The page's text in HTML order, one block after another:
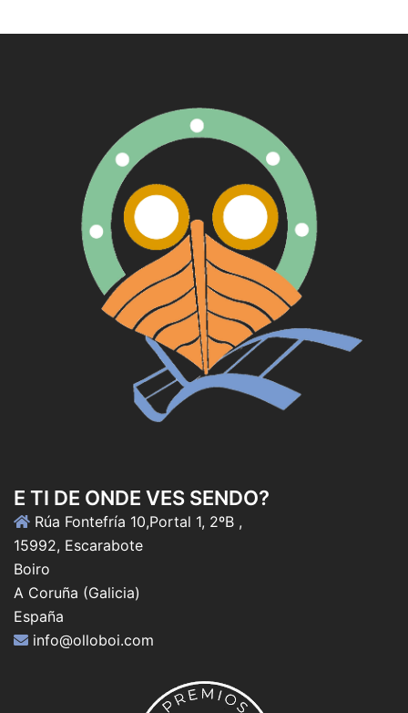
E TI DE ONDE VES SENDO?
Rúa Fontefría 10,Portal 1, 2ºB ,
15992, Escarabote
Boiro
A Coruña (Galicia)
España
info@olloboi.com